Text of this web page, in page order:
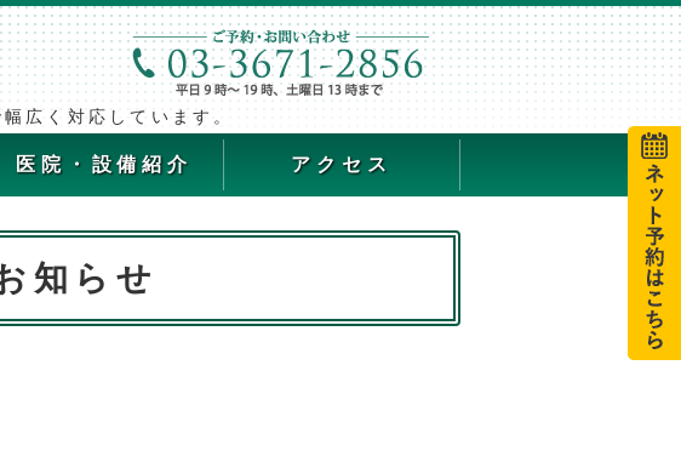
戸川区
広く対応しています。
医院・設備紹介 アクセス
知らせ